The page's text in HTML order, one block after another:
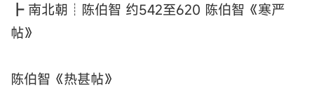
┣ 南北朝┊陈伯智 约542至620 陈伯智《寒严
帖》
陈伯智《热甚帖》